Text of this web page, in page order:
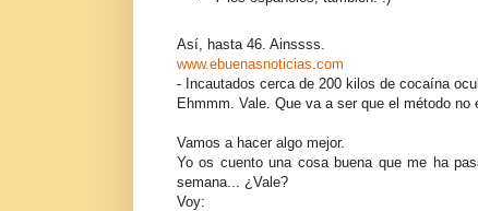
Así, hasta 46. Ainssss.
www.ebuenasnoticias.com
- Incautados cerca de 200 kilos de cocaína
Ehmmm. Vale. Que va a ser que el método no
Vamos a hacer algo mejor.
Yo os cuento una cosa buena que me ha
semana... ¿Vale?
Voy: